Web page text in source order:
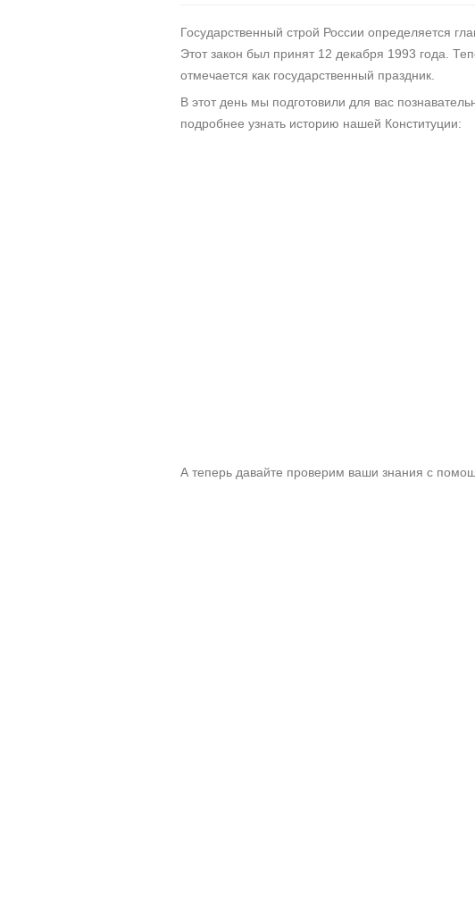
Государственный строй России определяется
Этот закон был принят 12 декабря 1993 года.
отмечается как государственный праздник.
В этот день мы подготовили для вас
подробнее узнать историю нашей Конституции:
А теперь давайте проверим ваши знания с